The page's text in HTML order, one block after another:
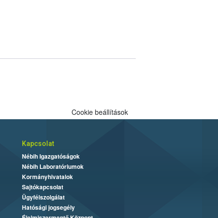
Cookie beállítások
Kapcsolat
Nébih Igazgatóságok
Nébih Laboratóriumok
Kormányhivatalok
Sajtókapcsolat
Ügyfélszolgálat
Hatósági jogsegély